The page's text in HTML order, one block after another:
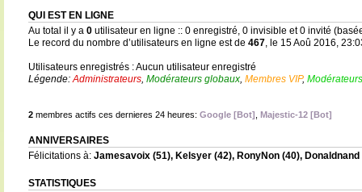
QUI EST EN LIGNE
Au total il y a 0utilisateur en ligne :: 0 enregistré, 0 invisible et 0 invité
Le record du nombre d’utilisateurs en ligne est de 467, le 15 Aoû 2016,
Utilisateurs enregistrés : Aucun utilisateur enregistré
Légende:Administrateurs, Modérateurs globaux, Membres VIP,
2membres actifs ces dernieres 24 heures: Google [Bot] Majestic-12 [Bot]
ANNIVERSAIRES
Félicitations à: Jamesavoix(51), Kelsyer(42), RonyNon(40), Donaldnand
STATISTIQUES